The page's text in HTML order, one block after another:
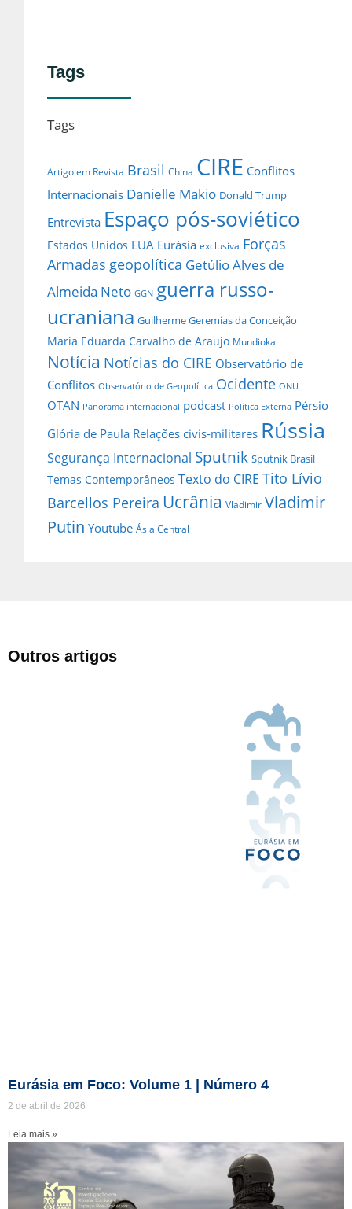
Tags
Tags
Artigo em Revista Brasil China CIRE Conflitos
Internacionais Danielle Makio Donald Trump
Entrevista Espaço pós-soviético
Estados Unidos EUA Eurásia exclusiva Forças
Armadas geopolítica Getúlio Alves de
Almeida Neto GGN guerra russo-
ucraniana Guilherme Geremias da Conceição
Maria Eduarda Carvalho de Araujo Mundioka
Notícia Notícias do CIRE Observatório de
Conflitos Observatório de Geopolítica Ocidente ONU
OTAN Panorama internacional podcast Política Externa Pérsio
Glória de Paula Relações civis-militares Rússia
Segurança Internacional Sputnik Sputnik Brasil
Temas Contemporâneos Texto do CIRE Tito Lívio
Barcellos Pereira Ucrânia Vladimir Vladimir
Putin Youtube Ásia Central
Outros artigos
Eurásia em Foco: Volume 1 | Número 4
2 de abril de 2026
Leia mais »